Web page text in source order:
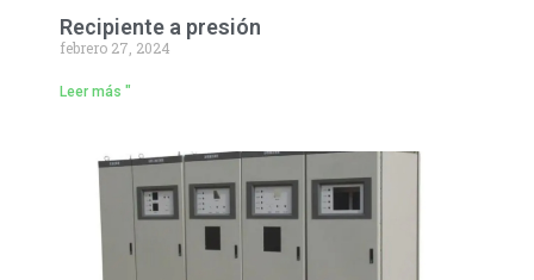
Recipiente a presión
febrero 27, 2024
Leer más "